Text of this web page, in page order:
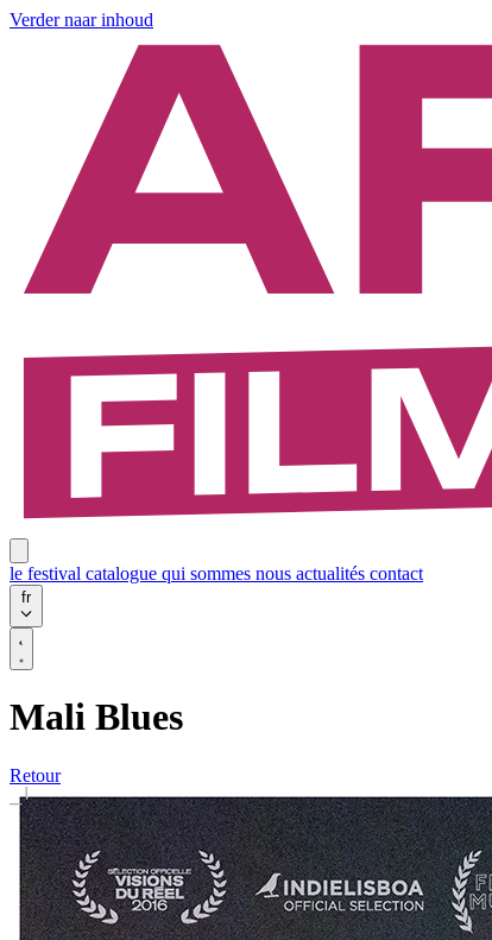
Verder naar inhoud
le festival catalogue qui sommes nous actualités contact
fr
Mali Blues
Retour